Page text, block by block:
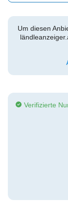
Um diesen
Verifizierte